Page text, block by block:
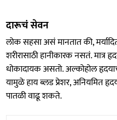
दारूचं सेवन
लोक सहसा असं मानतात की,
शरीरासाठी हानीकारक नसतं. मात्र
धोकादायक असतो. अल्कोहोल
यामुळे हाय ब्लड प्रेशर, अनियमित
पातळी वाढू शकते.